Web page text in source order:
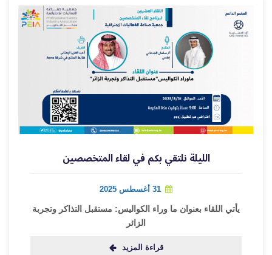
الليلة نلتقي بكم في لقاء المتخصصين
31 أغسطس 2025
يأتي اللقاء بعنوان ما وراء الكواليس: مستقبل التذاكر وتجربة
الزائر
قراءة المزيد